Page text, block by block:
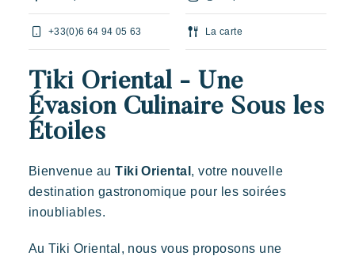
Dépaysement Joie Souvenir
Des Lodges d’inspiration polynésienne avec une vue
imprenable sur Saint Tropez
Vivre la Riviera
Vos prochaines vacances
Vivre l'aventure
Evénements & festivals
+33(0)6 64 94 05 63 La carte
Tiki Oriental - Une
Évasion Culinaire Sous les
Étoiles
Bienvenue auTiki Oriental , votre nouvelle
destination gastronomique pour les soirées
inoubliables.
Au Tiki Oriental, nous vous proposons une